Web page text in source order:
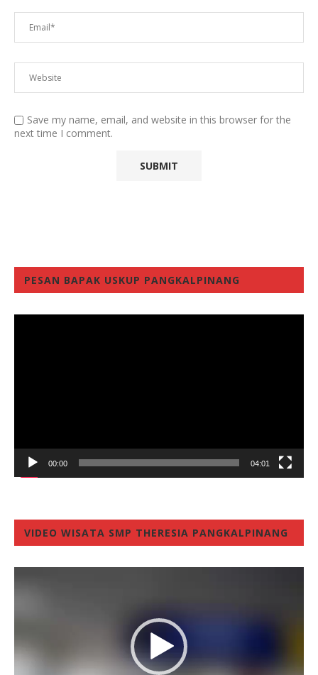
Save my name, email, and website in this browser for the
next time I comment.
PESAN BAPAK USKUP PANGKALPINANG
00:00 04:01
VIDEO WISATA SMP THERESIA PANGKALPINANG